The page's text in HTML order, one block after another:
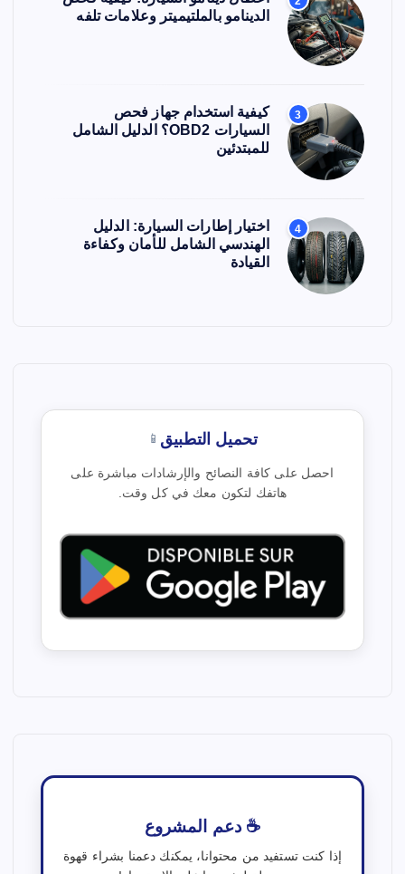
s
الدينامو بالملتيميتر وعلامات تلفه
3
كيفية استخدام جهاز فحص
السيارات OBD2؟ الدليل الشامل
للمبتدئين
4
اختيار إطارات السيارة: الدليل
الهندسي الشامل للأمان وكفاءة
القيادة
📱 تحميل التطبيق
احصل على كافة النصائح والإرشادات مباشرة على
هاتفك لتكون معك في كل وقت.
☕ دعم المشروع
إذا كنت تستفيد من محتوانا، يمكنك دعمنا بشراء قهوة